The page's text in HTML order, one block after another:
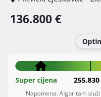
136.800 €
Super cijena 255.830
Napomena: Algoritam